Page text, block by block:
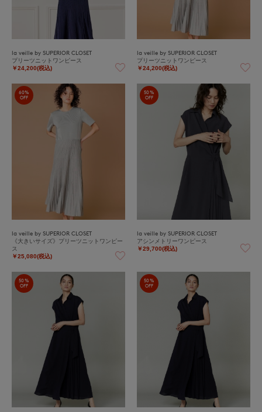
la veille by SUPERIOR CLOSET
プリーツニットワンピース
￥24,200(税込)
la veille by SUPERIOR CLOSET
プリーツニットワンピース
￥24,200(税込)
60%
OFF
la veille by SUPERIOR CLOSET
《大きいサイズ》プリーツニットワンピー
ス
￥25,080(税込)
50%
OFF
la veille by SUPERIOR CLOSET
アシンメトリーワンピース
￥29,700(税込)
50%
OFF
50%
OFF